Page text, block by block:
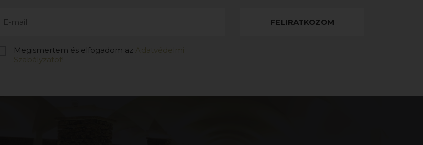
Megismertem és elfogadom az Adatvédelmi
Szabályzatot !
FELIRATKOZOM